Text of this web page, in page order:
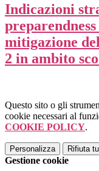
Indicazioni
mitigazione
2 in ambito
Questo sito o gli
cookie necessari al
COOKIE POLICY.
Personalizza Rifiuta
Gestione cookie